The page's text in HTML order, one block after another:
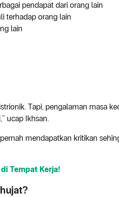
pendapat dari orang lain
terhadap orang lain
lain
Tapi, pengalaman masa
ucap Ikhsan.
mendapatkan kritikan
Tempat Kerja!